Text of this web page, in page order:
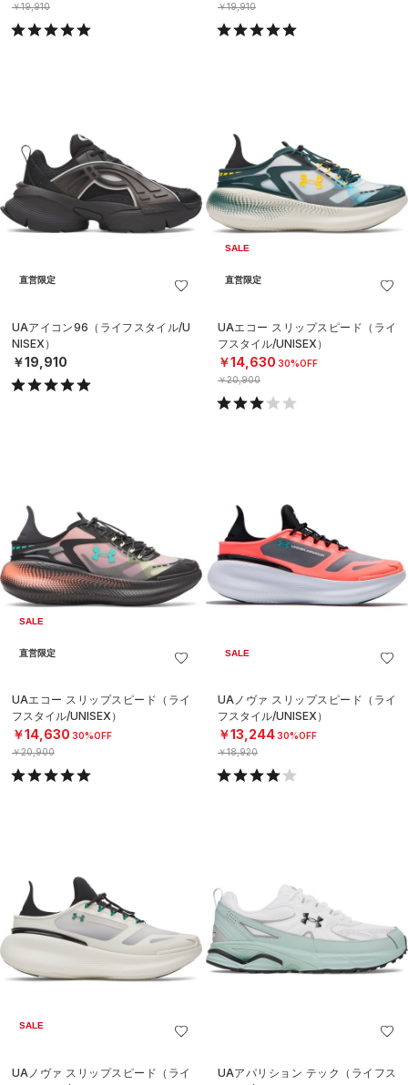
￥19,910
￥19,910
直営限定
UAアイコン96（ライフスタイル/U
NISEX）
￥19,910
SALE
直営限定
UAエコー スリップスピード（ライ
フスタイル/UNISEX）
￥14,630 30%OFF
￥20,900
SALE
直営限定
UAエコー スリップスピード（ライ
フスタイル/UNISEX）
￥14,630 30%OFF
￥20,900
SALE
UAノヴァ スリップスピード（ライ
フスタイル/UNISEX）
￥13,24430%OFF
￥18,920
SALE
UAノヴァ スリップスピード（ライ
UAアパリション テック（ライフス